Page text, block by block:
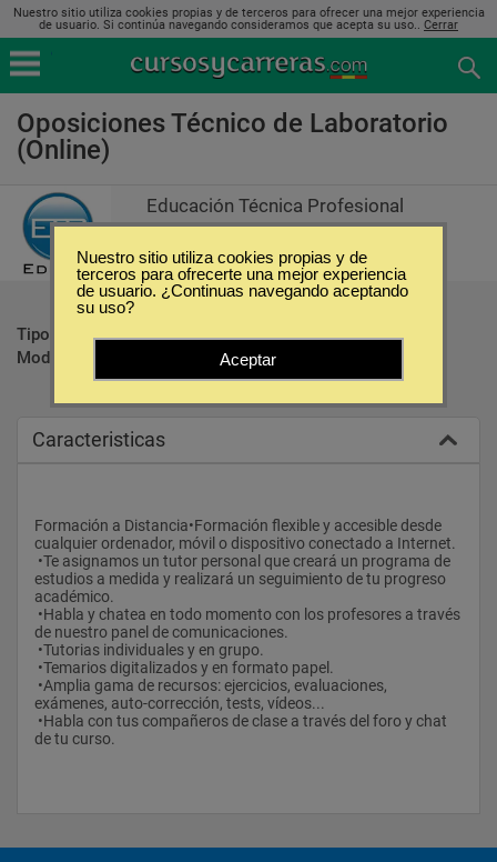
Nuestro sitio utiliza cookies propias y de terceros para ofrecer una mejor experiencia
de usuario. Si continúa navegando consideramos que acepta su uso.. Cerrar
Oposiciones Técnico de Laboratorio
(Online)
Educación Técnica Profesional
Tipo:
Oposiciones
Modalidad:
Caracteristicas
Formación a Distancia•Formación flexible y accesible desde
cualquier ordenador, móvil o dispositivo conectado a Internet.
estudios a medida y realizará un seguimiento de tu progreso
académico.
de nuestro panel de comunicaciones.
•Tutorias individuales y en grupo.
•Temarios digitalizados y en formato papel.
exámenes, auto-corrección, tests, vídeos...
de tu curso.
Nuestro sitio utiliza cookies propias y de
terceros para ofrecerte una mejor experiencia
de usuario. ¿Continuas navegando aceptando
su uso?
Aceptar